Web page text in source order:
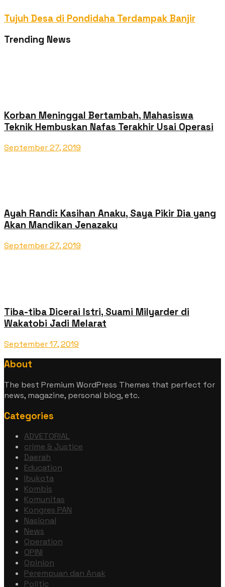
Tujuh Desa di Pondidaha Terdampak Banjir
Trending News
Korban Meninggal Bertambah, Mahasiswa
Teknik Hembuskan Nafas Terakhir Usai Operasi
September 27, 2019
Ayah Randi: Kasihan Anaku, Saya Pikir Dia yang
Akan Mandikan Jenazaku
September 27, 2019
Tiba-tiba Dicerai Istri, Suami Milyarder di
Wakatobi Jadi Melarat
September 17, 2019
About
The best Premium WordPress Themes that perfect for
news, magazine, personal blog, etc.
Categories
ADVETORIAL
crime & Justice
Daerah
Education
Ibukota
Kombis
Komunitas
Kongres PAN
Nasional
News
Operation
OPINI
Opinion
Perempuan dan Anak
Politic